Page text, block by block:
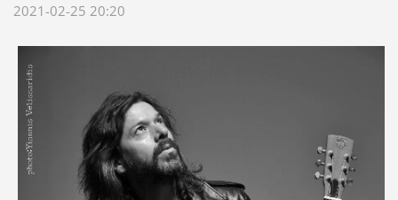
2021-02-25 20:20